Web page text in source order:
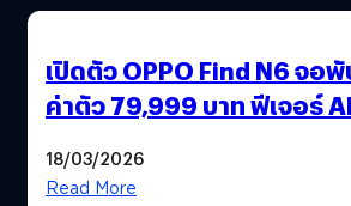
เปิดตัว OPPO Find N6 จอ
ค่าตัว 79,999 บาท ฟีเจอร์
18/03/2026
Read More